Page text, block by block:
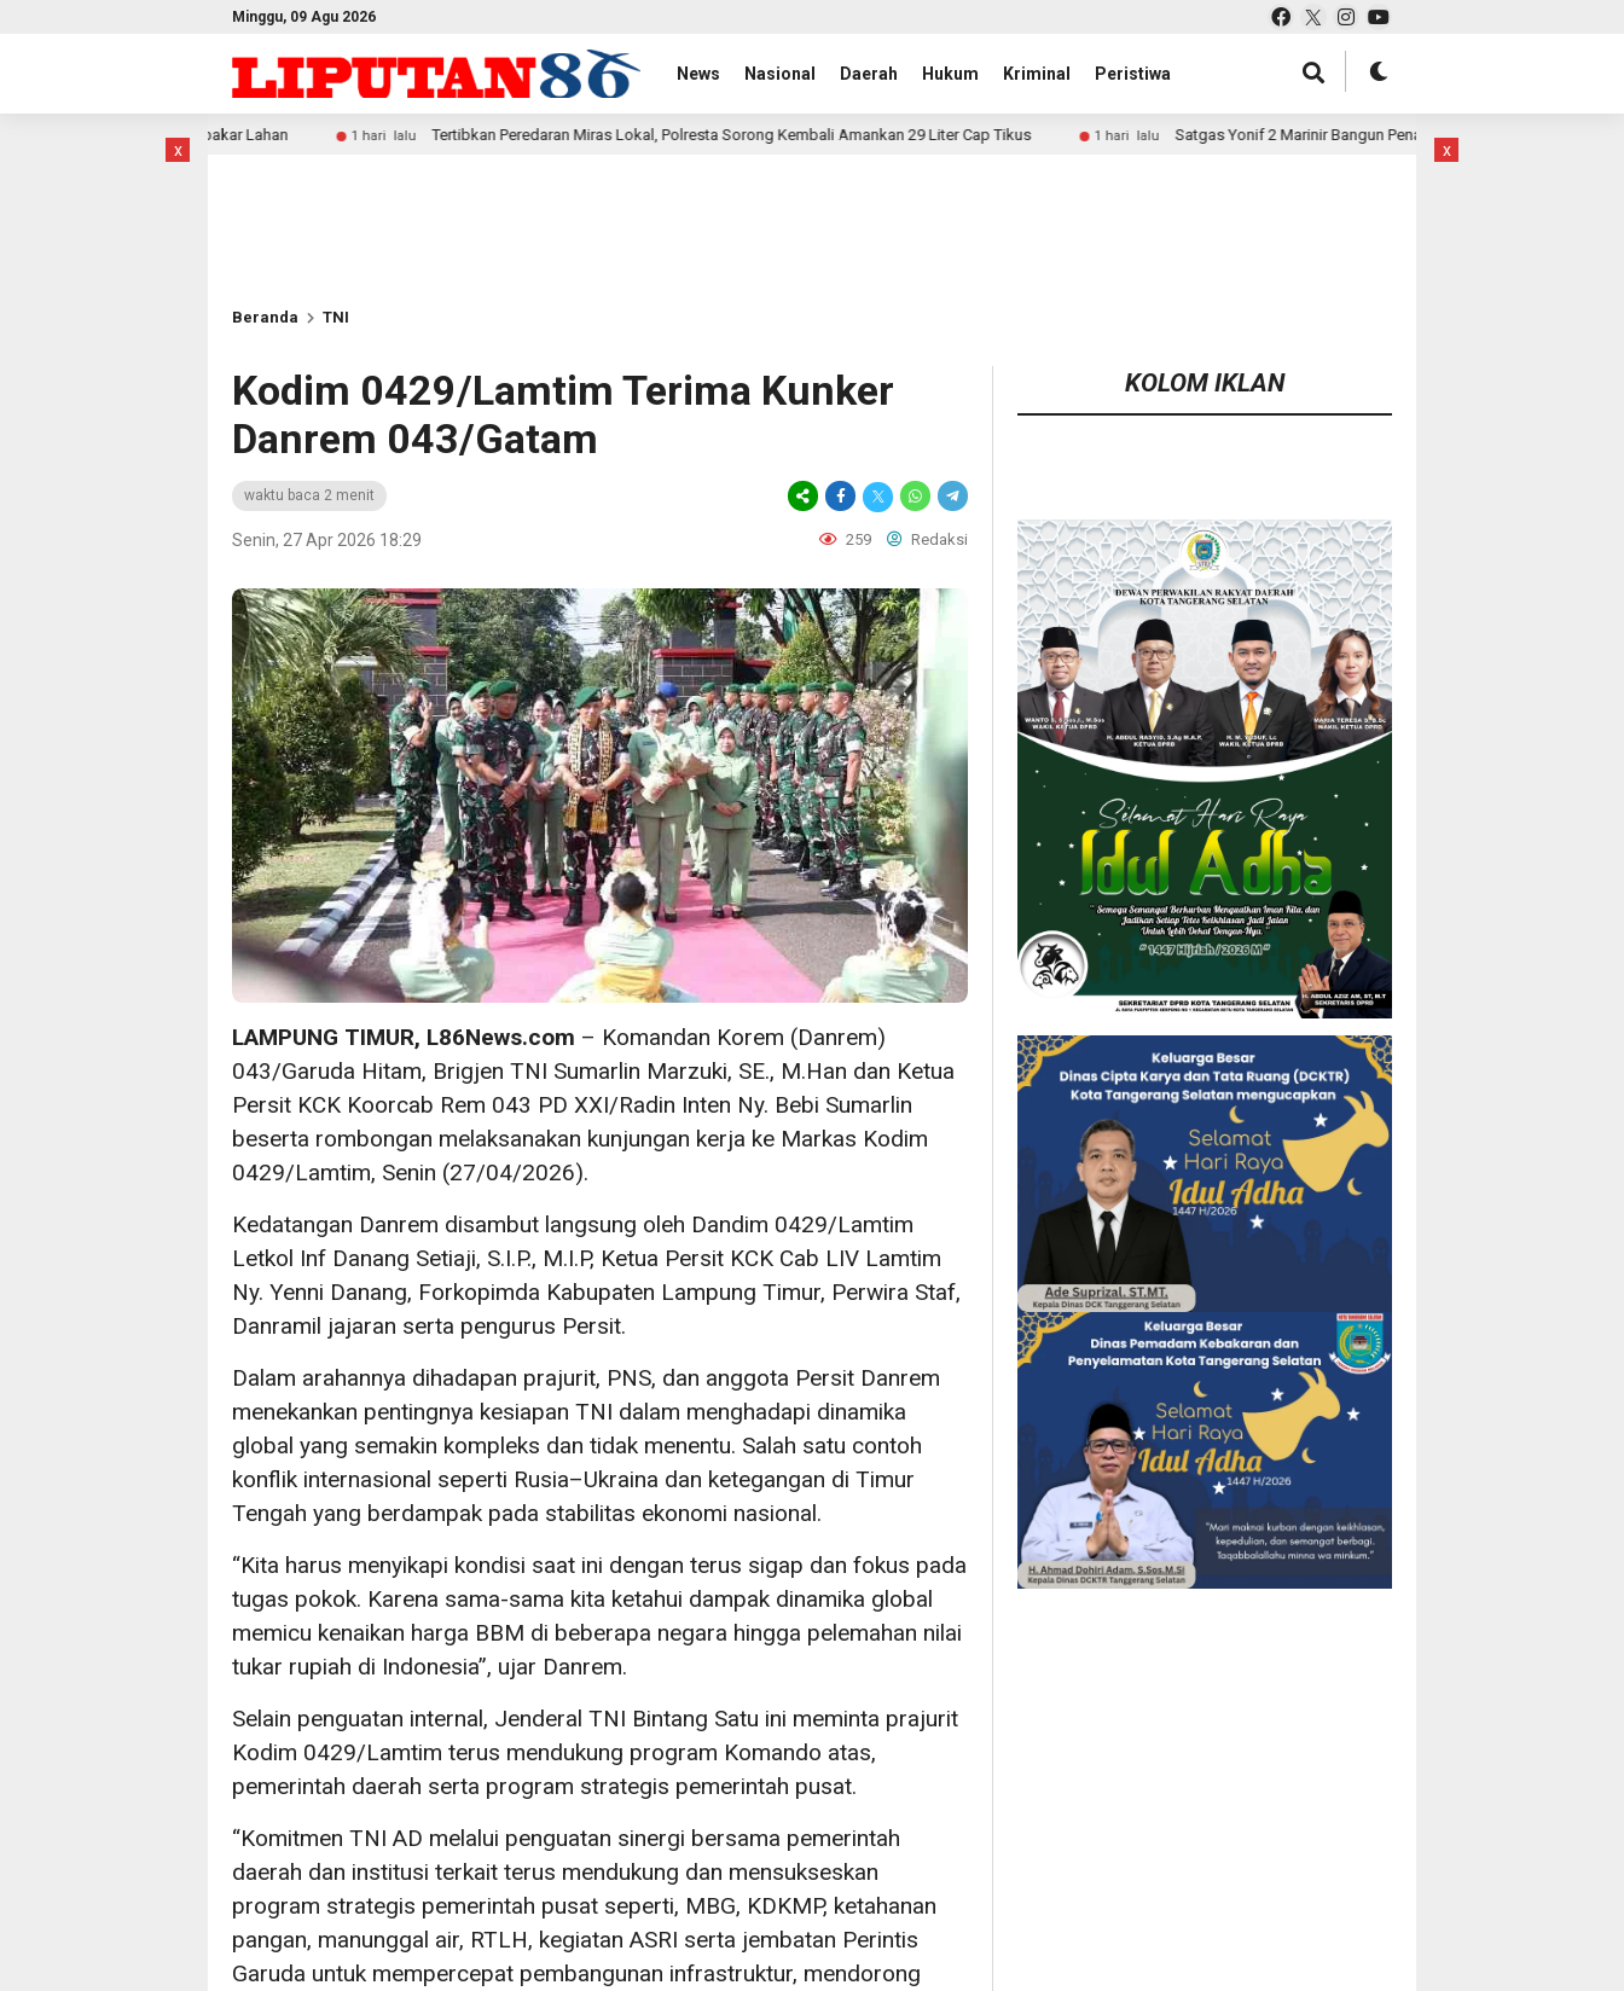
Minggu, 09 Agu 2026
News Nasional Daerah Hukum Kriminal Peristiwa
x
1 hari lalu Tertibkan Peredaran Miras Lokal, Polresta Sorong Kembali Amankan 29 Liter Cap Tikus 1 hari lalu Satgas Yonif 2 Marinir Bangun Penampungan Air Bersama Masyarakat Pasir Putih
Beranda TNI
Kodim 0429/Lamtim Terima Kunker
Danrem 043/Gatam
waktu baca 2 menit
Senin, 27 Apr 2026 18:29 259 Redaksi
LAMPUNG TIMUR, L86News.com – Komandan Korem (Danrem)
043/Garuda Hitam, Brigjen TNI Sumarlin Marzuki, SE., M.Han dan Ketua
Persit KCK Koorcab Rem 043 PD XXI/Radin Inten Ny. Bebi Sumarlin
beserta rombongan melaksanakan kunjungan kerja ke Markas Kodim
0429/Lamtim, Senin (27/04/2026).
Kedatangan Danrem disambut langsung oleh Dandim 0429/Lamtim
Letkol Inf Danang Setiaji, S.I.P., M.I.P, Ketua Persit KCK Cab LIV Lamtim
Ny. Yenni Danang, Forkopimda Kabupaten Lampung Timur, Perwira Staf,
Danramil jajaran serta pengurus Persit.
Dalam arahannya dihadapan prajurit, PNS, dan anggota Persit Danrem
menekankan pentingnya kesiapan TNI dalam menghadapi dinamika
global yang semakin kompleks dan tidak menentu. Salah satu contoh
konflik internasional seperti Rusia–Ukraina dan ketegangan di Timur
Tengah yang berdampak pada stabilitas ekonomi nasional.
“Kita harus menyikapi kondisi saat ini dengan terus sigap dan fokus pada
tugas pokok. Karena sama-sama kita ketahui dampak dinamika global
memicu kenaikan harga BBM di beberapa negara hingga pelemahan nilai
tukar rupiah di Indonesia”, ujar Danrem.
Selain penguatan internal, Jenderal TNI Bintang Satu ini meminta prajurit
Kodim 0429/Lamtim terus mendukung program Komando atas,
pemerintah daerah serta program strategis pemerintah pusat.
“Komitmen TNI AD melalui penguatan sinergi bersama pemerintah
daerah dan institusi terkait terus mendukung dan mensukseskan
program strategis pemerintah pusat seperti, MBG, KDKMP, ketahanan
pangan, manunggal air, RTLH, kegiatan ASRI serta jembatan Perintis
Garuda untuk mempercepat pembangunan infrastruktur, mendorong
KOLOM IKLAN
x